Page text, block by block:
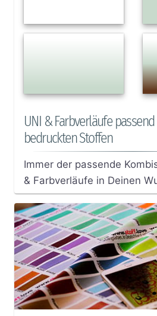
UNI & Farbverläufe
bedruckten Stoffen
Immer der passende
& Farbverläufe in Deinen